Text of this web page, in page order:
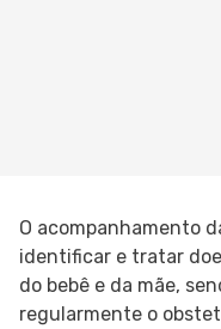
O acompanhamento
identificar e tratar
do bebê e da mãe,
regularmente o